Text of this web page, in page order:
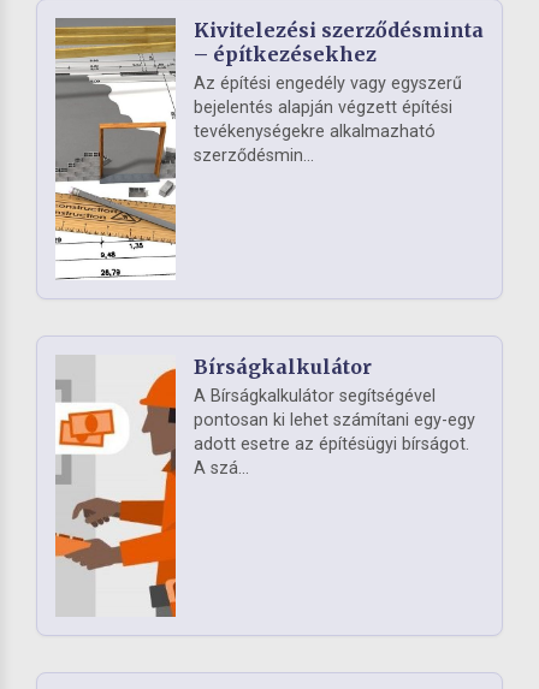
Kivitelezési szerződésminta
– építkezésekhez
Az építési engedély vagy egyszerű
bejelentés alapján végzett építési
tevékenységekre alkalmazható
szerződésmin...
Bírságkalkulátor
A Bírságkalkulátor segítségével
pontosan ki lehet számítani egy-egy
adott esetre az építésügyi bírságot.
A szá...